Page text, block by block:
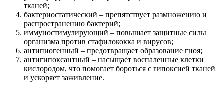
тканей;
бактериостатический – препятствует размножению и
распространению бактерий;
иммуностимулирующий – повышает защитные силы
организма против стафилококка и вирусов;
антипиогенный – предотвращает образование гноя;
антигипоксантный – насыщает воспаленные клетки
кислородом, что помогает бороться с гипоксией тканей
и ускоряет заживление.